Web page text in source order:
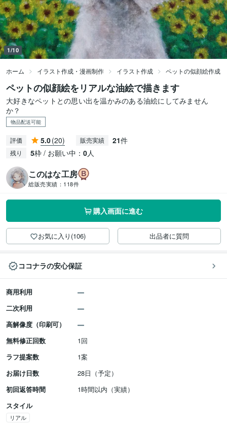
1/10
ホーム イラスト作成・漫画制作 イラスト作成 ペットの似顔絵作成
ペットの似顔絵をリアルな油絵で描きます
大好きなペットとの思い出を温かみのある油絵にしてみません
か？
物品配送可能
評価 5.0(20) 販売実績 21件
残り 5枠 / お願い中： 0人
このはな工房
総販売実績： 118件
購入画面に進む
お気に入り(106) 出品者に質問
ココナラの安心保証
商用利用
二次利用
高解像度（印刷可）
無料修正回数
1回
ラフ提案数
1案
お届け日数
28日（予定）
初回返答時間
1時間以内（実績）
スタイル
リアル